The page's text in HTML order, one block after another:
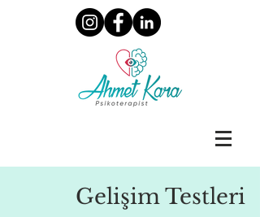
Gelişim Testleri